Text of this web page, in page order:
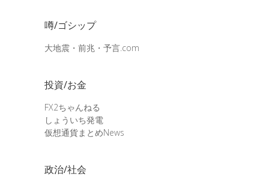
噂/ゴシップ
大地震・前兆・予言.com
投資/お金
FX2ちゃんねる
しょういち発電
仮想通貨まとめNews
政治/社会